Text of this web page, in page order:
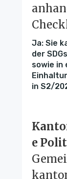
Ja: Sie
der
sowie in
in S2/
e